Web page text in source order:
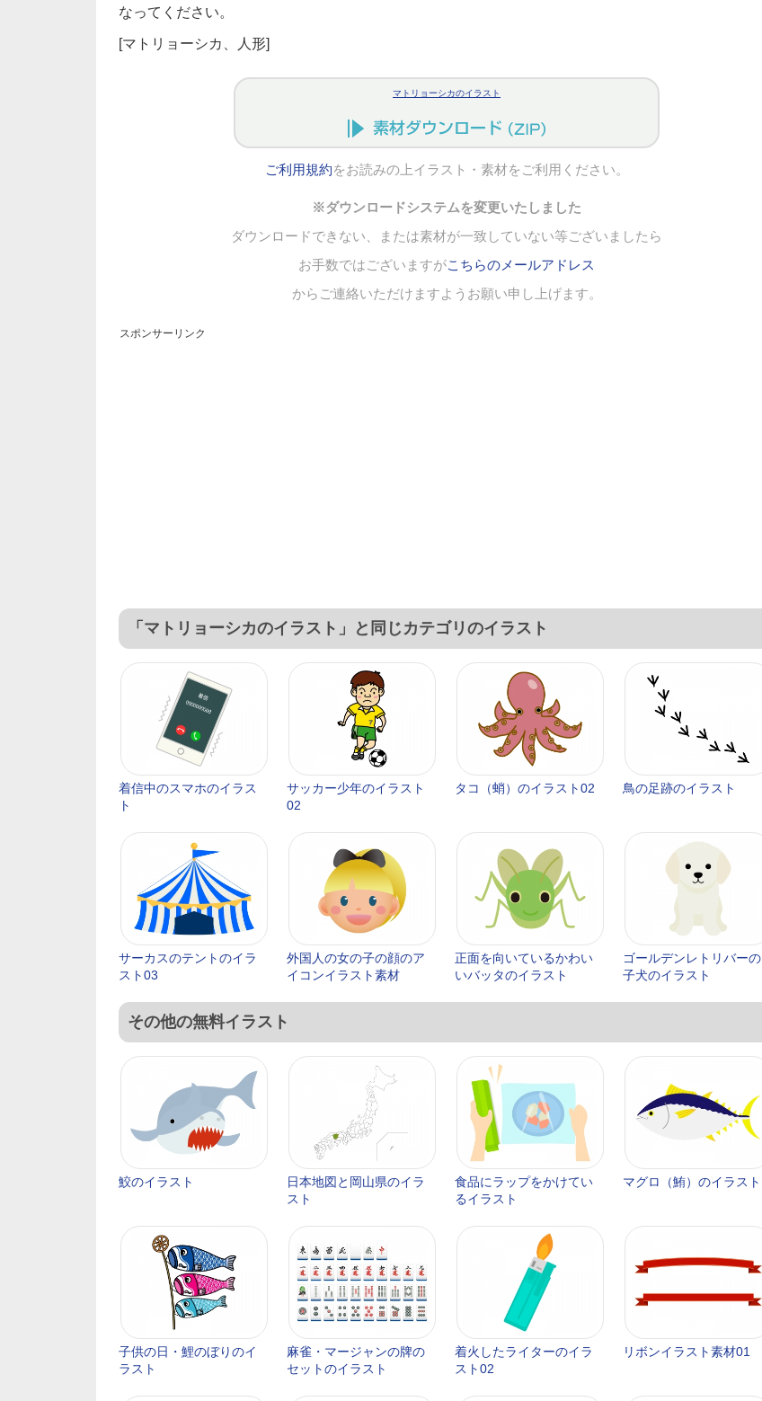
なってください。
[マトリョーシカ、人形]
マトリョーシカのイラスト
ご利用規約をお読みの上イラスト・素材をご利用ください。
※ダウンロードシステムを変更いたしました
ダウンロードできない、または素材が一致していない等ございましたら
お手数ではございますがこちらのメールアドレス
からご連絡いただけますようお願い申し上げます。
スポンサーリンク
「マトリョーシカのイラスト」と同じカテゴリのイラスト
着信中のスマホのイラス
ト
サッカー少年のイラスト
02
タコ（蛸）のイラスト02 鳥の足跡のイラスト
サーカスのテントのイラ
スト03
外国人の女の子の顔のア
イコンイラスト素材
正面を向いているかわい
いバッタのイラスト
ゴールデンレトリバーの
子犬のイラスト
その他の無料イラスト
鮫のイラスト
日本地図と岡山県のイラ
スト
食品にラップをかけてい
るイラスト
マグロ（鮪）のイラスト
子供の日・鯉のぼりのイ
ラスト
麻雀・マージャンの牌の
セットのイラスト
着火したライターのイラ
スト02
リボンイラスト素材01